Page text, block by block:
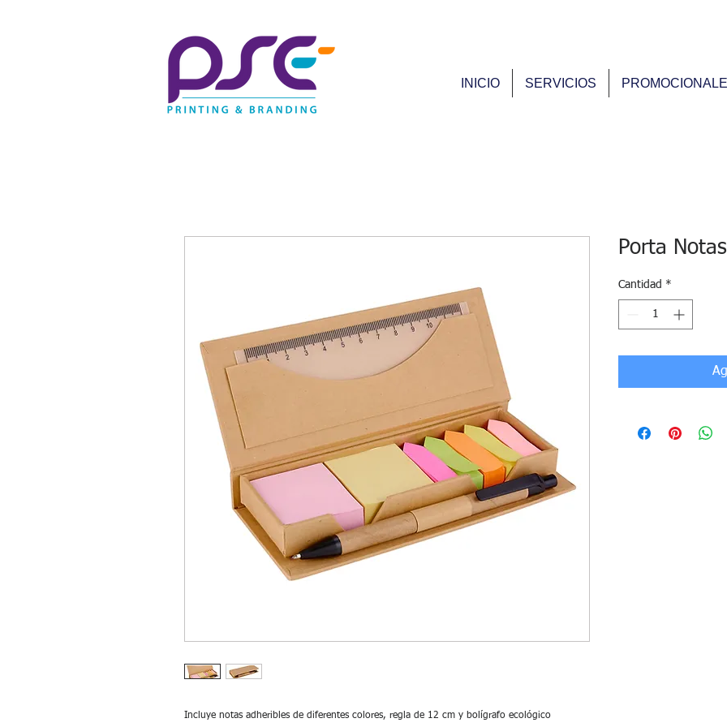
INICIO SERVICIOS
Incluye notas adheribles de diferentes colores, regla de 12 cm y bolígrafo ecológico
Porta
Cantidad *